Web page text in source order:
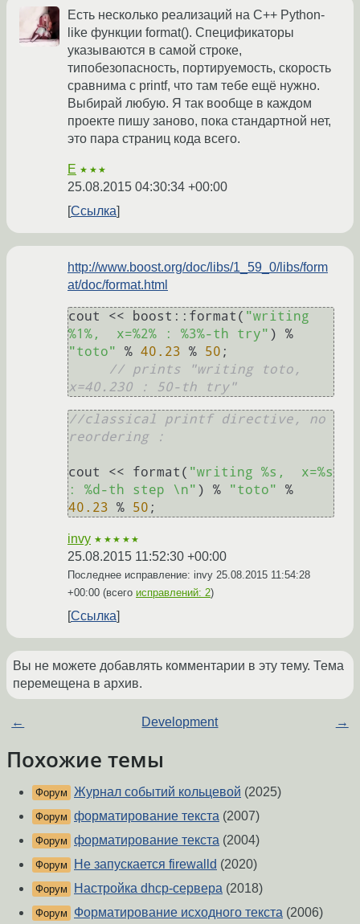
Есть несколько реализаций на C++ Python-
like функции format(). Спецификаторы
указываются в самой строке,
типобезопасность, портируемость, скорость
сравнима с printf, что там тебе ещё нужно.
Выбирай любую. Я так вообще в каждом
проекте пишу заново, пока стандартной нет,
это пара страниц кода всего.
E ★★★
25.08.2015 04:30:34 +00:00
Ссылка
http://www.boost.org/doc/libs/1_59_0/libs/form
at/doc/format.html
cout << boost::format( "writing
%1%,  x=%2% : %3%-th try"
"toto"
% 40.23 % 50 ;
// prints "writing toto,
x=40.230 : 50-th try"
//classical printf directive, no
reordering :
cout << format( "writing %s,  x=%s
: %d-th step \n" ) % "toto"
40.23 % 50 ;
invy ★★★★★
25.08.2015 11:52:30 +00:00
Последнее исправление: invy 25.08.2015 11:54:28
+00:00 (всего исправлений: 2)
Ссылка
Вы не можете добавлять комментарии в эту тему. Тема
перемещена в архив.
← Development →
Похожие темы
Форум Журнал событий кольцевой (2025)
Форум форматирование текста (2007)
Форум форматирование текста (2004)
Форум Не запускается firewalld (2020)
Форум Настройка dhcp-сервера (2018)
Форум Форматирование исходного текста (2006)